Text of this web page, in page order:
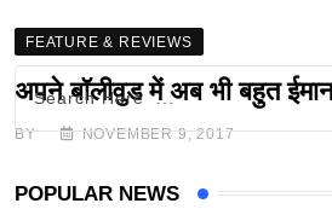
FEATURE & REVIEWS
अपने बॉलीवुड में अब भी बहुत
BY NOVEMBER 9, 2017
POPULAR NEWS